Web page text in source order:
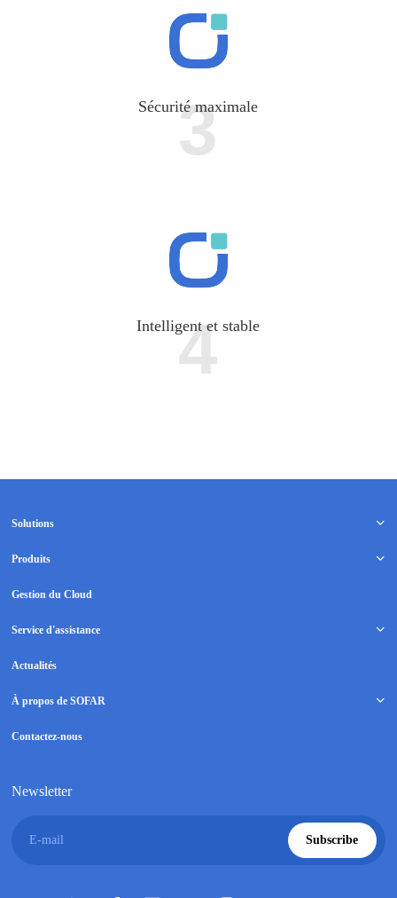
3
Sécurité maximale
4
Intelligent et stable
Solutions
Produits
Gestion du Cloud
Service d'assistance
Actualités
À propos de SOFAR
Contactez-nous
Newsletter
E-mail Subscribe